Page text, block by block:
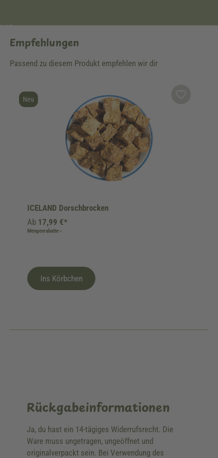
Empfehlungen
Passend zu diesem Produkt empfehlen wir dir
Neu
ICELAND Dorschbrocken
Ab 17,99 €*
Mengenrabatte
Ins Körbchen
Rückgabeinformationen
Ja, du hast ein 14-tägiges Widerrufsrecht. Die
Ware muss ungetragen, ungeöffnet und
originalverpackt sein. Bei Verwendung des